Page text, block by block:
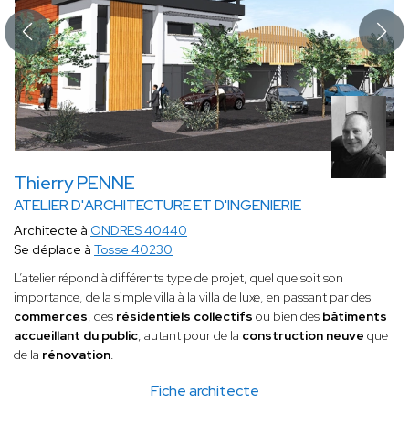
Thierry PENNE
ATELIER D'ARCHITECTURE ET D'INGENIERIE
Fiche architecte
Architecte à ONDRES 40440
Se déplace à Tosse 40230
L’atelier répond à différents type de projet, quel que soit son
importance, de la simple villa à la villa de luxe, en passant par des
commerces, des résidentiels collectifs ou bien des bâtiments
accueillant du public; autant pour de la construction neuve que
de la rénovation.